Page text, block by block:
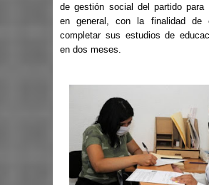
de gestión social del partido para
en general, con la finalidad de
completar sus estudios de
en dos meses.